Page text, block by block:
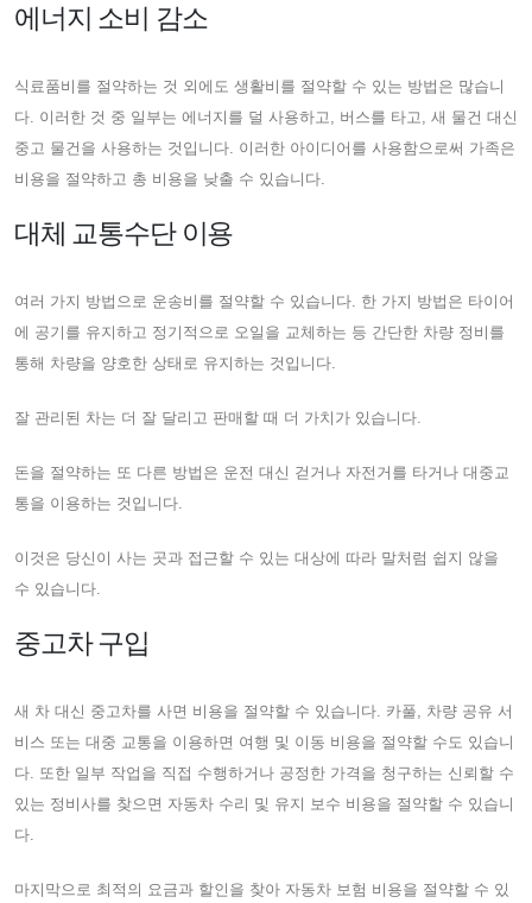
에너지 소비 감소
식료품비를 절약하는 것 외에도 생활비를 절약할 수 있는 방법은 많습니
다. 이러한 것 중 일부는 에너지를 덜 사용하고, 버스를 타고, 새 물건 대신
중고 물건을 사용하는 것입니다. 이러한 아이디어를 사용함으로써 가족은
비용을 절약하고 총 비용을 낮출 수 있습니다.
대체 교통수단 이용
여러 가지 방법으로 운송비를 절약할 수 있습니다. 한 가지 방법은 타이어
에 공기를 유지하고 정기적으로 오일을 교체하는 등 간단한 차량 정비를
통해 차량을 양호한 상태로 유지하는 것입니다.
잘 관리된 차는 더 잘 달리고 판매할 때 더 가치가 있습니다.
돈을 절약하는 또 다른 방법은 운전 대신 걷거나 자전거를 타거나 대중교
통을 이용하는 것입니다.
이것은 당신이 사는 곳과 접근할 수 있는 대상에 따라 말처럼 쉽지 않을
수 있습니다.
중고차 구입
새 차 대신 중고차를 사면 비용을 절약할 수 있습니다. 카풀, 차량 공유 서
비스 또는 대중 교통을 이용하면 여행 및 이동 비용을 절약할 수도 있습니
다. 또한 일부 작업을 직접 수행하거나 공정한 가격을 청구하는 신뢰할 수
있는 정비사를 찾으면 자동차 수리 및 유지 보수 비용을 절약할 수 있습니
다.
마지막으로 최적의 요금과 할인을 찾아 자동차 보험 비용을 절약할 수 있